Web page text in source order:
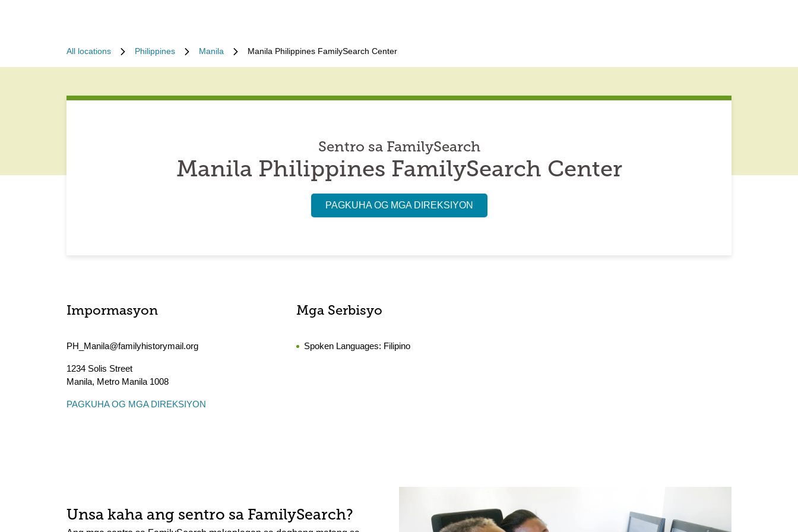
All locations Philippines Manila Manila Philippines FamilySearch Center
Sentro sa FamilySearch
Manila Philippines FamilySearch Center
PAGKUHA OG MGA DIREKSIYON
Impormasyon
PH_Manila@familyhistorymail.org
1234 Solis Street
Manila, Metro Manila 1008
PAGKUHA OG MGA DIREKSIYON
Mga Serbisyo
Spoken Languages: Filipino
Unsa kaha ang sentro sa FamilySearch?